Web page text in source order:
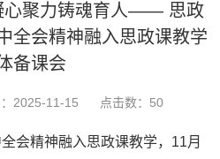
心聚力铸魂育人—— 思政
全会精神融入思政课教学
备课会
2025-11-15 点击数： 50
会精神融入思政课教学，11月